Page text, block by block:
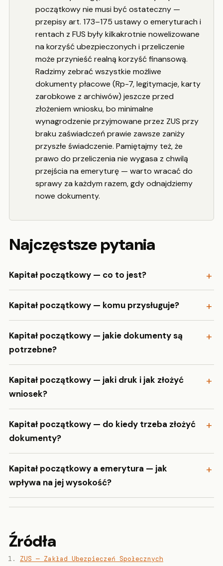
początkowy nie musi być ostateczny —
przepisy art. 173–175 ustawy o emeryturach i
rentach z FUS były kilkakrotnie nowelizowane
na korzyść ubezpieczonych i przeliczenie
może przynieść realną korzyść finansową.
Radzimy zebrać wszystkie możliwe
dokumenty płacowe (Rp-7, legitymacje, karty
zarobkowe z archiwów) jeszcze przed
złożeniem wniosku, bo minimalne
wynagrodzenie przyjmowane przez ZUS przy
braku zaświadczeń prawie zawsze zaniży
przyszłe świadczenie. Pamiętajmy też, że
prawo do przeliczenia nie wygasa z chwilą
przejścia na emeryturę — warto wracać do
sprawy za każdym razem, gdy odnajdziemy
nowe dokumenty.
Najczęstsze pytania
Kapitał początkowy — co to jest?
Kapitał początkowy — komu przysługuje?
Kapitał początkowy — jakie dokumenty są
potrzebne?
Kapitał początkowy — jaki druk i jak złożyć
wniosek?
Kapitał początkowy — do kiedy trzeba złożyć
dokumenty?
Kapitał początkowy a emerytura — jak
wpływa na jej wysokość?
Źródła
ZUS — Zakład Ubezpieczeń Społecznych